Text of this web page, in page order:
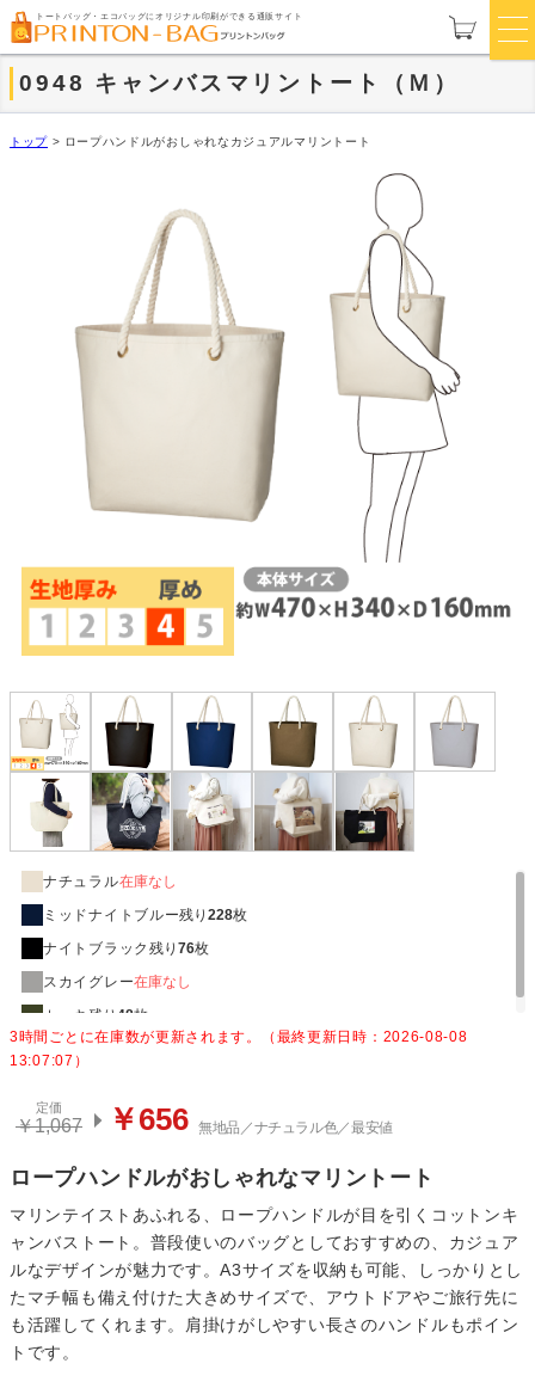
トートバッグ・エコバッグにオリジナル印刷ができる通販サイト
0948 キャンバスマリントート（Ｍ）
トップ > ロープハンドルがおしゃれなカジュアルマリントート
ナチュラル在庫なし
ミッドナイトブルー残り228枚
ナイトブラック 残り 76枚
スカイグレー在庫なし
カーキ 残り 48枚
3時間ごとに在庫数が更新されます。（最終更新日時：2026-08-08
13:07:07）
定価
￥1,067 ￥656 無地品／ナチュラル色／最安値
ロープハンドルがおしゃれなマリントート
マリンテイストあふれる、ロープハンドルが目を引くコットンキ
ャンバストート。普段使いのバッグとしておすすめの、カジュア
ルなデザインが魅力です。A3サイズを収納も可能、しっかりとし
たマチ幅も備え付けた大きめサイズで、アウトドアやご旅行先に
も活躍してくれます。肩掛けがしやすい長さのハンドルもポイン
トです。